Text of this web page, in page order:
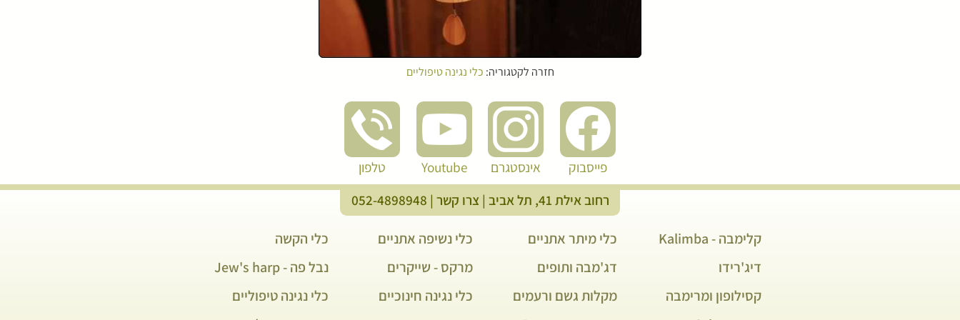
חזרה לקטגוריה: כלי נגינה טיפוליים
פייסבוק אינסטגרם Youtube
טלפון
רחוב אילת 41, תל אביב |
צרו קשר |
052-4898948
קלימבה - Kalimba כלי מיתר אתניים כלי נשיפה אתניים
כלי הקשה
דיג'רידו
דג'מבה ותופים מרקס - שייקרים
נבל פה - Jew's harp
קסילופון ומרימבה
מקלות גשם ורעמים כלי נגינה חינוכיים
כלי נגינה טיפוליים